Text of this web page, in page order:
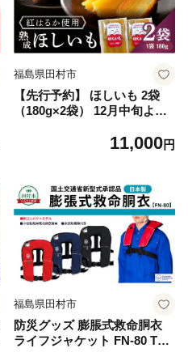
福島県田村市
【先行予約】 ほしいも 2袋
（180g×2袋） 12月中旬より
ほし芋 紅はるか スイーツ お
ト プレゼント 福島県 田村市
松や農園
11,000円
福島県田村市
防災グッズ 膨脹式救命胴衣
ライフジャケット FN-80 TYP